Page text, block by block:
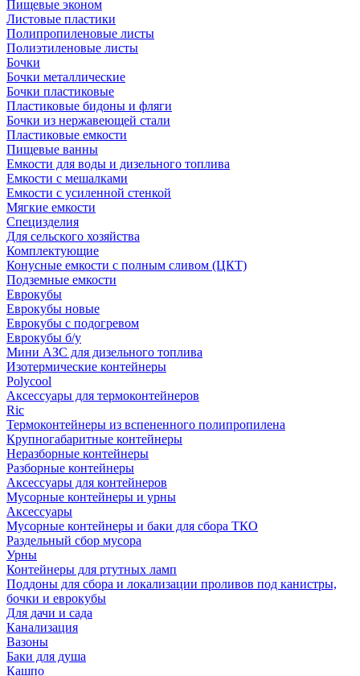
Пищевые эконом
Листовые пластики
Полипропиленовые листы
Полиэтиленовые листы
Бочки
Бочки металлические
Бочки пластиковые
Пластиковые бидоны и фляги
Бочки из нержавеющей стали
Пластиковые емкости
Пищевые ванны
Емкости для воды и дизельного топлива
Емкости с мешалками
Емкости с усиленной стенкой
Мягкие емкости
Специзделия
Для сельского хозяйства
Комплектующие
Конусные емкости с полным сливом (ЦКТ)
Подземные емкости
Еврокубы
Еврокубы новые
Еврокубы с подогревом
Еврокубы б/у
Мини АЗС для дизельного топлива
Изотермические контейнеры
Polycool
Аксессуары для термоконтейнеров
Ric
Термоконтейнеры из вспененного полипропилена
Крупногабаритные контейнеры
Неразборные контейнеры
Разборные контейнеры
Аксессуары для контейнеров
Мусорные контейнеры и урны
Аксессуары
Мусорные контейнеры и баки для сбора ТКО
Раздельный сбор мусора
Урны
Контейнеры для ртутных ламп
Поддоны для сбора и локализации проливов под канистры,
бочки и еврокубы
Для дачи и сада
Канализация
Вазоны
Баки для душа
Кашпо